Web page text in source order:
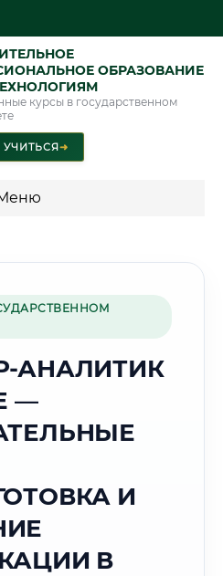
ОБРАЗОВАНИЕ
курсы в государственном
УЧИТЬСЯ➜
🌿
2026 г.
☀️
🌇 Закат:
АНАЛИТИК
—
И
В